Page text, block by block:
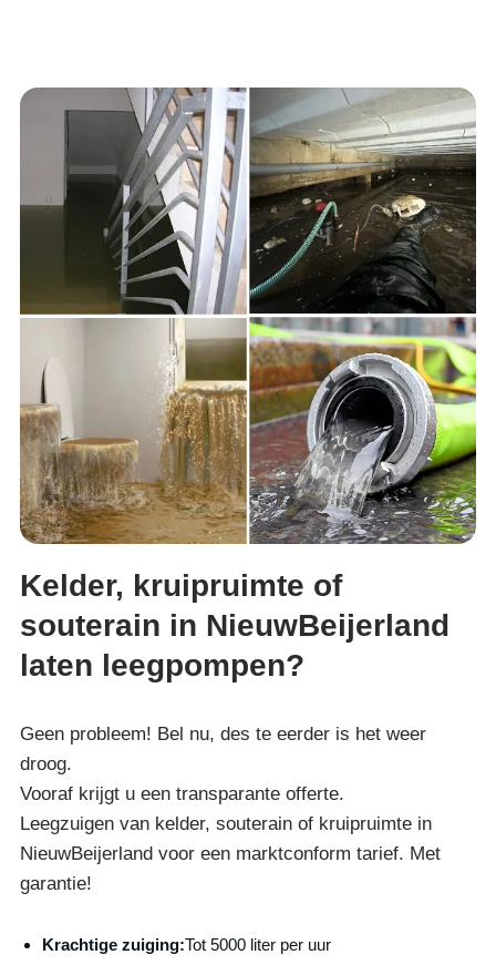
Kelder, kruipruimte of
souterain in NieuwBeijerland
laten leegpompen?
Geen probleem! Bel nu, des te eerder is het weer
droog.
Vooraf krijgt u een transparante offerte.
Leegzuigen van kelder, souterain of kruipruimte in
NieuwBeijerland voor een marktconform tarief. Met
garantie!
Krachtige zuiging:Tot 5000 liter per uur